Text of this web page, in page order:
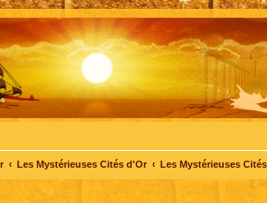
Les Mystérieuses Cités d'Or Les Mystérieuses